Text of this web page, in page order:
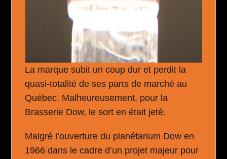
La marque subit un coup dur et perdit la
quasi-totalité de ses parts de marché au
Québec. Malheureusement, pour la
Brasserie Dow, le sort en était jeté.
Malgré l’ouverture du planétarium Dow en
1966 dans le cadre d’un projet majeur pour